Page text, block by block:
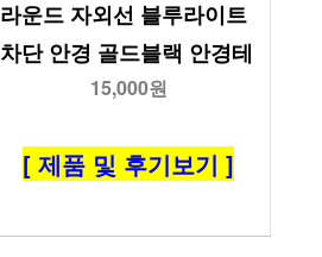
라운드 자외선 블루라이트
차단 안경 골드블랙 안경테
15,000원
[ 제품 및 후기보기 ]